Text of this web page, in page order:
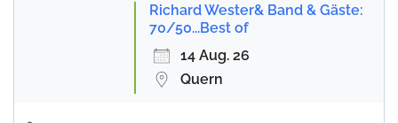
Richard Wester& Band & Gäste:
70/50...Best of
14 Aug. 26
Quern